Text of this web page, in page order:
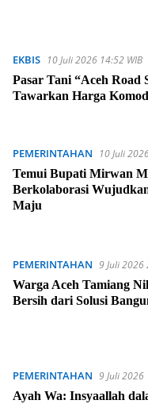
EKBIS
10 Juli 2026 14:52 WIB
Pasar Tani “Aceh Road
Tawarkan Harga
PEMERINTAHAN
10 Juli
Temui Bupati Mirwan
Berkolaborasi
Maju
PEMERINTAHAN 9 Juli 2026
Warga Aceh Tamiang
Bersih dari Solusi
PEMERINTAHAN 9 Juli 2026
Ayah Wa: Insyaallah